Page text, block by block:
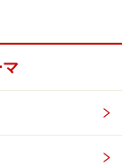
々の観光スポ
高い観光地に